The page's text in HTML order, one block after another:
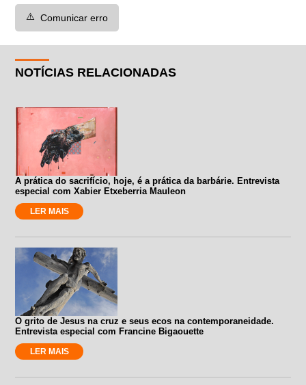
⚠️ Comunicar erro
NOTÍCIAS RELACIONADAS
A prática do sacrifício, hoje, é a prática da barbárie. Entrevista
especial com Xabier Etxeberria Mauleon
LER MAIS
O grito de Jesus na cruz e seus ecos na contemporaneidade.
Entrevista especial com Francine Bigaouette
LER MAIS